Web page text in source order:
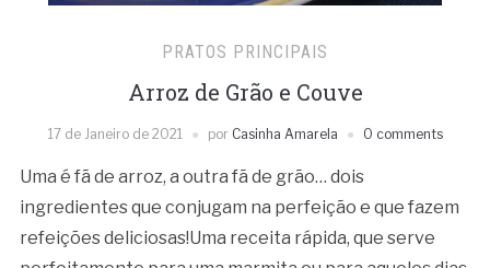
PRATOS PRINCIPAIS
Arroz de Grão e Couve
17 de Janeiro de 2021 por Casinha Amarela 0 comments
Uma é fã de arroz, a outra fã de grão… dois
ingredientes que conjugam na perfeição e que fazem
refeições deliciosas!Uma receita rápida, que serve